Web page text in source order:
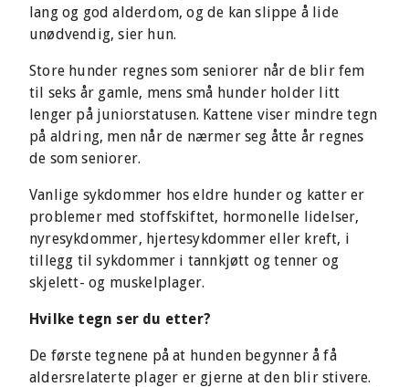
lang og god alderdom, og de kan slippe å lide
unødvendig, sier hun.
Store hunder regnes som seniorer når de blir fem
til seks år gamle, mens små hunder holder litt
lenger på juniorstatusen. Kattene viser mindre tegn
på aldring, men når de nærmer seg åtte år regnes
de som seniorer.
Vanlige sykdommer hos eldre hunder og katter er
problemer med stoffskiftet, hormonelle lidelser,
nyresykdommer, hjertesykdommer eller kreft, i
tillegg til sykdommer i tannkjøtt og tenner og
skjelett- og muskelplager.
Hvilke tegn ser du etter?
De første tegnene på at hunden begynner å få
aldersrelaterte plager er gjerne at den blir stivere.